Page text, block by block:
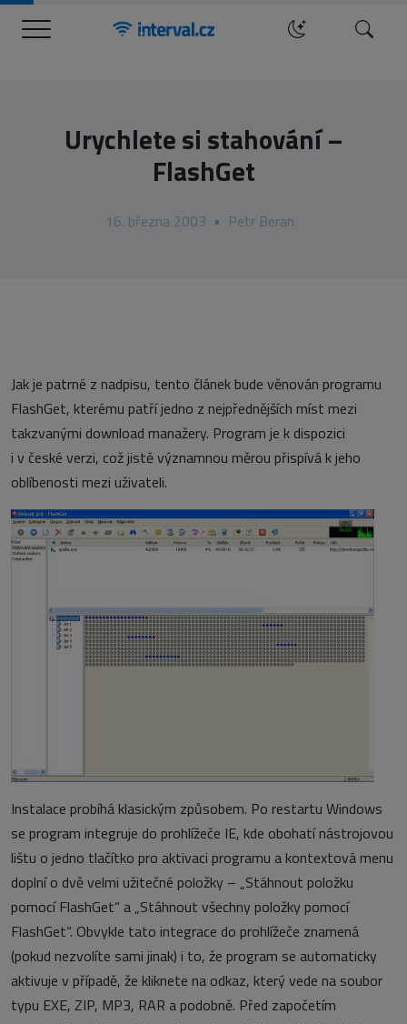
Menu Hledat
Urychlete si stahování –
FlashGet
16. března 2003 • Petr Beran
Jak je patrné z nadpisu, tento článek bude věnován programu
FlashGet, kterému patří jedno z nejpřednějších míst mezi
takzvanými download manažery. Program je k dispozici
i v české verzi, což jistě významnou měrou přispívá k jeho
oblíbenosti mezi uživateli.
Instalace probíhá klasickým způsobem. Po restartu Windows
se program integruje do prohlížeče IE, kde obohatí nástrojovou
lištu o jedno tlačítko pro aktivaci programu a kontextová menu
doplní o dvě velmi užitečné položky – „Stáhnout položku
pomocí FlashGet“ a „Stáhnout všechny položky pomocí
FlashGet“. Obvykle tato integrace do prohlížeče znamená
(pokud nezvolíte sami jinak) i to, že program se automaticky
aktivuje v případě, že kliknete na odkaz, který vede na soubor
typu EXE, ZIP, MP3, RAR a podobně. Před započetím